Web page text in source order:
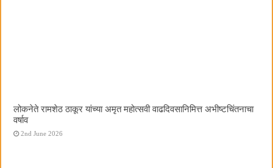
लोकनेते रामशेठ ठाकूर यांच्या अमृत महोत्सवी वाढदिवसानिमित्त अभीष्टचिंतनाचा
वर्षाव
2nd June 2026